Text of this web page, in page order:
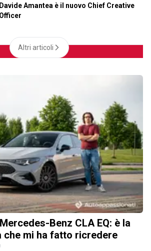
Davide Amantea è il nuovo Chief Creative
Officer
Altri articoli
Benz CLA EQ: è la
che mi ha fatto ricredere